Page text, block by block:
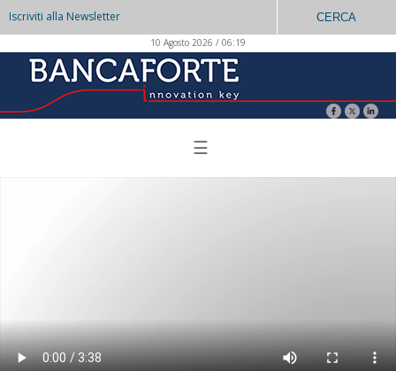
Iscriviti alla Newsletter CERCA
10 Agosto 2026 / 06:19
☰